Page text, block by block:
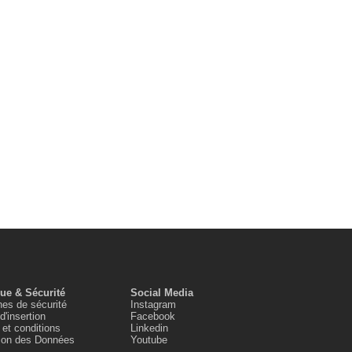
& Sécurité
de sécurité
et conditions
des Données
Social Media
Instagram
Facebook
Linkedin
Youtube